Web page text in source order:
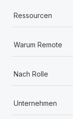
Ressourcen
Warum Remote
Nach Rolle
Unternehmen